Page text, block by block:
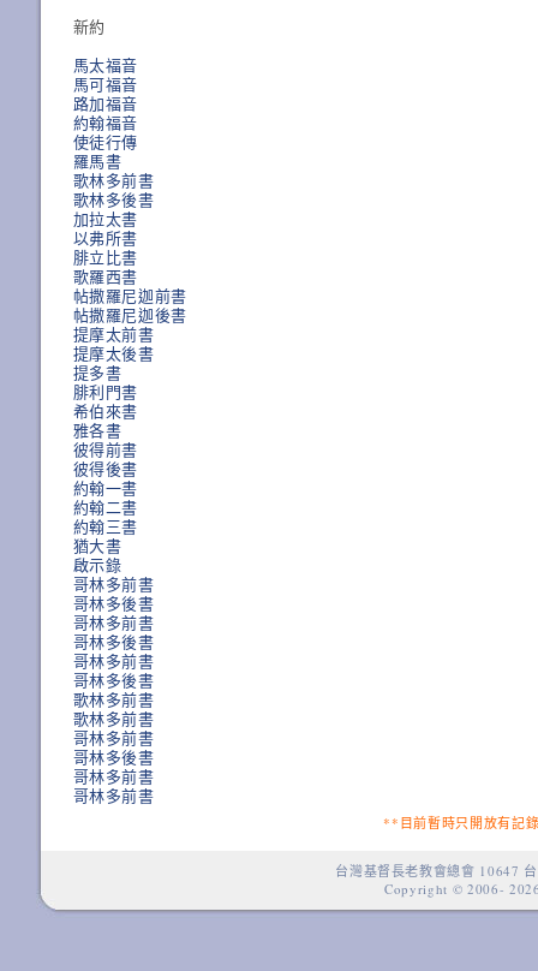
新約
馬太福音
馬可福音
路加福音
約翰福音
使徒行傳
羅馬書
歌林多前書
歌林多後書
加拉太書
以弗所書
腓立比書
歌羅西書
帖撒羅尼迦前書
帖撒羅尼迦後書
提摩太前書
提摩太後書
提多書
腓利門書
希伯來書
雅各書
彼得前書
彼得後書
約翰一書
約翰二書
約翰三書
猶大書
啟示錄
哥林多前書
哥林多後書
哥林多前書
哥林多後書
哥林多前書
哥林多後書
歌林多前書
歌林多前書
哥林多前書
哥林多後書
哥林多前書
哥林多前書
**目前暫時只開放有記
台灣基督長老教會總會 10647
Copyright © 2006-